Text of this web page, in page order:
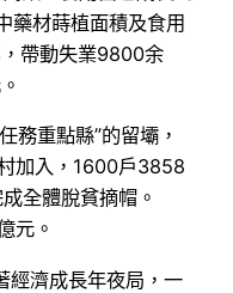
藥材蒔植面積及食用
帶動失業9800余
務重點縣”的留壩，
加入，1600戶3858
全體脫貧摘帽。
元。
經濟成長年夜局，一